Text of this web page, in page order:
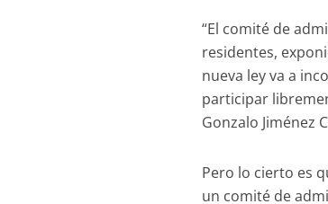
“El comité de
residentes,
nueva ley va a
participar
Gonzalo Jiménez
Pero lo cierto es
un comité de